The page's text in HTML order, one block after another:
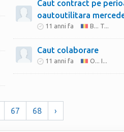
Caut contract pe
oautoutilitara
11 anni fa B... T...
Caut colaborare
11 anni fa O... I...
67 68 ›